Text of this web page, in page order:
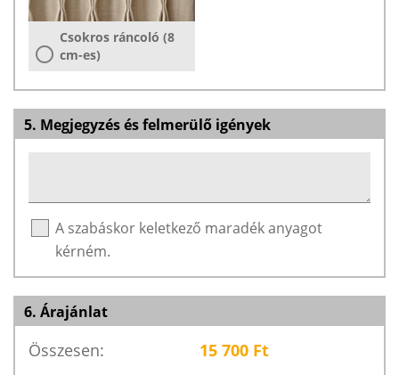
Csokros ráncoló (8
cm-es)
5. Megjegyzés és felmerülő igények
A szabáskor keletkező maradék anyagot
kérném.
6. Árajánlat
Összesen: 15 700 Ft